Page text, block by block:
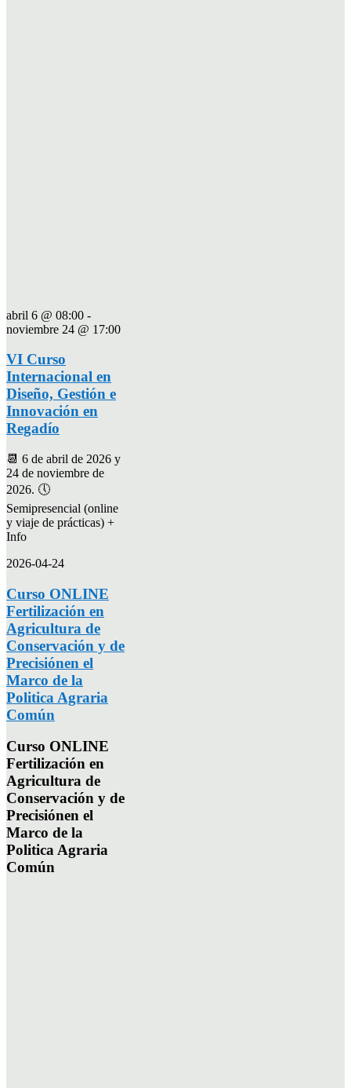
abril 6 @ 08:00 -
noviembre 24 @ 17:00
VI Curso
Internacional en
Diseño, Gestión e
Innovación en
Regadío
📆 6 de abril de 2026 y
24 de noviembre de
2026. 🕔
Semipresencial (online
y viaje de prácticas) +
Info
2026-04-24
Curso ONLINE
Fertilización en
Agricultura de
Conservación y de
Precisiónen el
Marco de la
Politica Agraria
Común
Curso ONLINE
Fertilización en
Agricultura de
Conservación y de
Precisiónen el
Marco de la
Politica Agraria
Común